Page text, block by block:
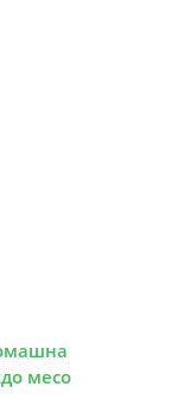
месо